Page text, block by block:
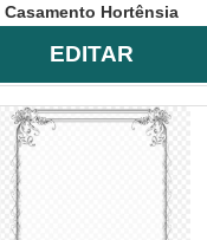
Casamento Hortênsia
EDITAR